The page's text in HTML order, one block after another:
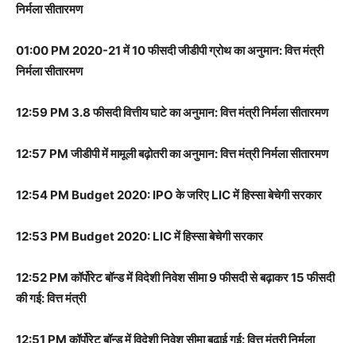
निर्मला सीतारमण
01:00 PM 2020-21 में 10 फीसदी जीडीपी ग्रोथ का अनुमान: वित्त मंत्री
निर्मला सीतारमण
12:59 PM 3.8 फीसदी वित्तीय घाटे का अनुमान: वित्त मंत्री निर्मला सीतारमण
12:57 PM जीडीपी में मामूली बढ़ोतरी का अनुमान: वित्त मंत्री निर्मला सीतारमण
12:54 PM Budget 2020: IPO के जरिए LIC में हिस्सा बेचेगी सरकार
12:53 PM Budget 2020: LIC में हिस्सा बेचेगी सरकार
12:52 PM कॉर्पोरेट बॉन्ड में विदेशी निवेश सीमा 9 फीसदी से बढ़ाकर 15 फीसदी
की गई: वित्त मंत्री
12:51 PM कॉर्पोरेट बॉन्ड में विदेशी निवेश सीमा बढ़ाई गई: वित्त मंत्री निर्मला